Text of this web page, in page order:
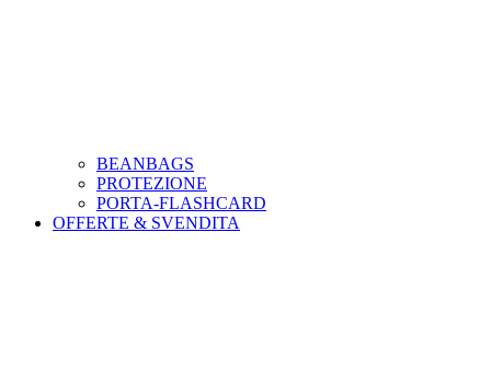
BEANBAGS
PROTEZIONE
PORTA-FLASHCARD
OFFERTE & SVENDITA